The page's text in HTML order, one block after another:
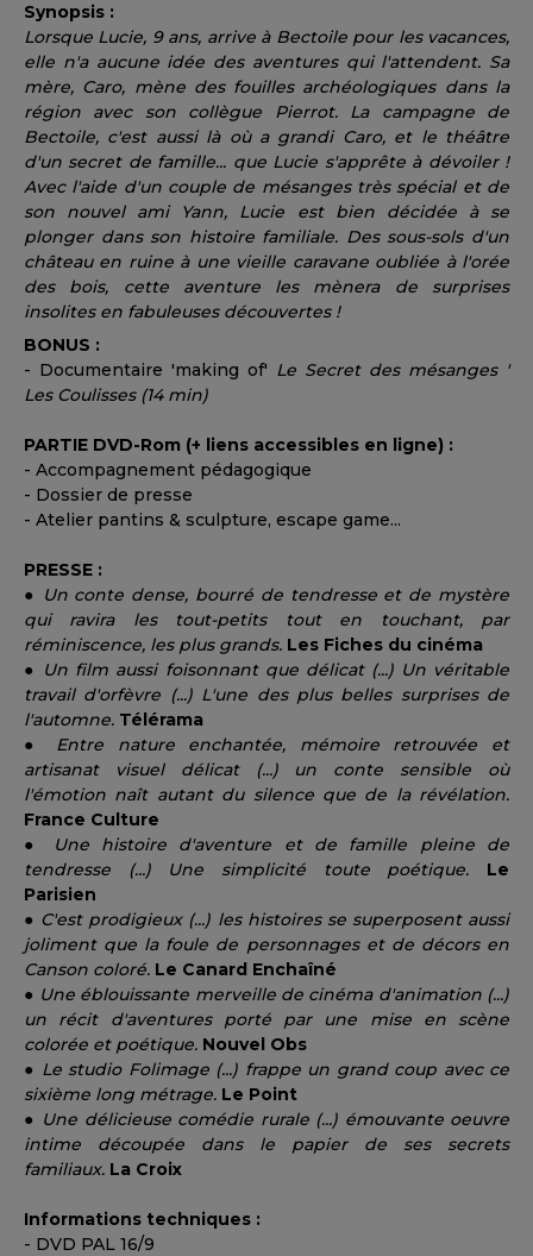
Synopsis :
Lorsque Lucie, 9 ans, arrive à Bectoile pour les vacances,
elle n'a aucune idée des aventures qui l'attendent. Sa
mère, Caro, mène des fouilles archéologiques dans la
région avec son collègue Pierrot. La campagne de
Bectoile, c'est aussi là où a grandi Caro, et le théâtre
d'un secret de famille... que Lucie s'apprête à dévoiler !
Avec l'aide d'un couple de mésanges très spécial et de
son nouvel ami Yann, Lucie est bien décidée à se
plonger dans son histoire familiale. Des sous-sols d'un
château en ruine à une vieille caravane oubliée à l'orée
des bois, cette aventure les mènera de surprises
insolites en fabuleuses découvertes !
BONUS :
- Documentaire 'making of' Le Secret des mésanges '
Les Coulisses (14 min)
PARTIE DVD-Rom (+ liens accessibles en ligne) :
- Accompagnement pédagogique
- Dossier de presse
- Atelier pantins & sculpture, escape game...
PRESSE :
●
Un conte dense, bourré de tendresse et de mystère
qui ravira les tout-petits tout en touchant, par
réminiscence, les plus grands. Les Fiches du cinéma
● Un film aussi foisonnant que délicat (...) Un véritable
travail d'orfèvre (...) L'une des plus belles surprises de
l'automne. Télérama
● Entre nature enchantée, mémoire retrouvée et
artisanat visuel délicat (...) un conte sensible où
l'émotion naît autant du silence que de la révélation.
France Culture
●
Une histoire d'aventure et de famille pleine de
tendresse (...) Une simplicité toute poétique.
Le
Parisien
● C'est prodigieux (...) les histoires se superposent aussi
joliment que la foule de personnages et de décors en
Canson coloré. Le Canard Enchaîné
● Une éblouissante merveille de cinéma d'animation (...)
un récit d'aventures porté par une mise en scène
colorée et poétique. Nouvel Obs
● Le studio Folimage (...) frappe un grand coup avec ce
sixième long métrage. Le Point
● Une délicieuse comédie rurale (...) émouvante oeuvre
intime découpée dans le papier de ses secrets
familiaux. La Croix
Informations techniques :
- DVD PAL 16/9